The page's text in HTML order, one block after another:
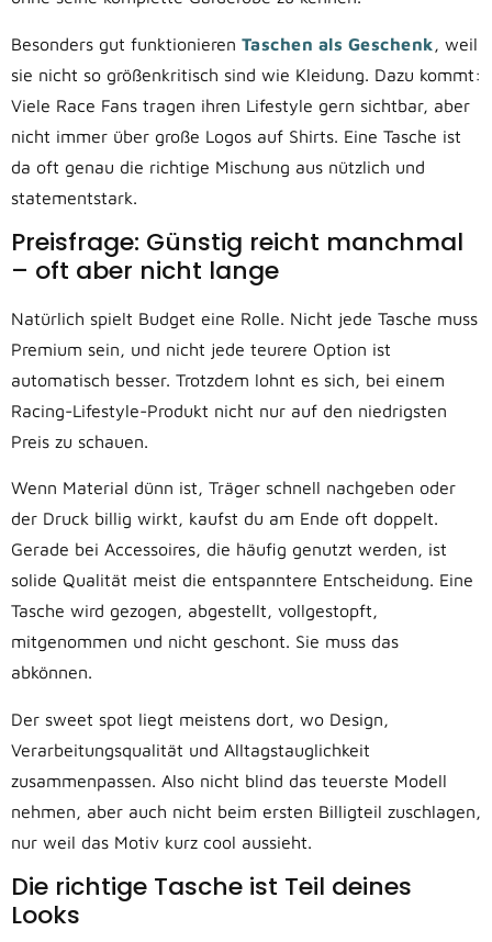
Besonders gut funktionieren Taschen als Geschenk , weil
sie nicht so größenkritisch sind wie Kleidung. Dazu kommt:
Viele Race Fans tragen ihren Lifestyle gern sichtbar, aber
nicht immer über große Logos auf Shirts. Eine Tasche ist
da oft genau die richtige Mischung aus nützlich und
statementstark.
Preisfrage: Günstig reicht manchmal
– oft aber nicht lange
Natürlich spielt Budget eine Rolle. Nicht jede Tasche muss
Premium sein, und nicht jede teurere Option ist
automatisch besser. Trotzdem lohnt es sich, bei einem
Racing-Lifestyle-Produkt nicht nur auf den niedrigsten
Preis zu schauen.
Wenn Material dünn ist, Träger schnell nachgeben oder
der Druck billig wirkt, kaufst du am Ende oft doppelt.
Gerade bei Accessoires, die häufig genutzt werden, ist
solide Qualität meist die entspanntere Entscheidung. Eine
Tasche wird gezogen, abgestellt, vollgestopft,
mitgenommen und nicht geschont. Sie muss das
abkönnen.
Der sweet spot liegt meistens dort, wo Design,
Verarbeitungsqualität und Alltagstauglichkeit
zusammenpassen. Also nicht blind das teuerste Modell
nehmen, aber auch nicht beim ersten Billigteil zuschlagen,
nur weil das Motiv kurz cool aussieht.
Die richtige Tasche ist Teil deines
Looks